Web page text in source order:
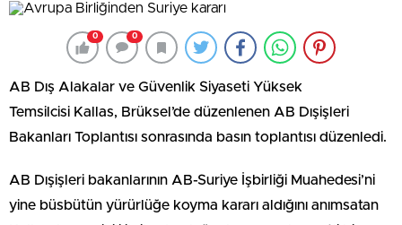
0 0
AB Dış Alakalar ve Güvenlik Siyaseti Yüksek
Temsilcisi Kallas, Brüksel’de düzenlenen AB Dışişleri
Bakanları Toplantısı sonrasında basın toplantısı düzenledi.
AB Dışişleri bakanlarının AB-Suriye İşbirliği Muahedesi’ni
yine büsbütün yürürlüğe koyma kararı aldığını anımsatan